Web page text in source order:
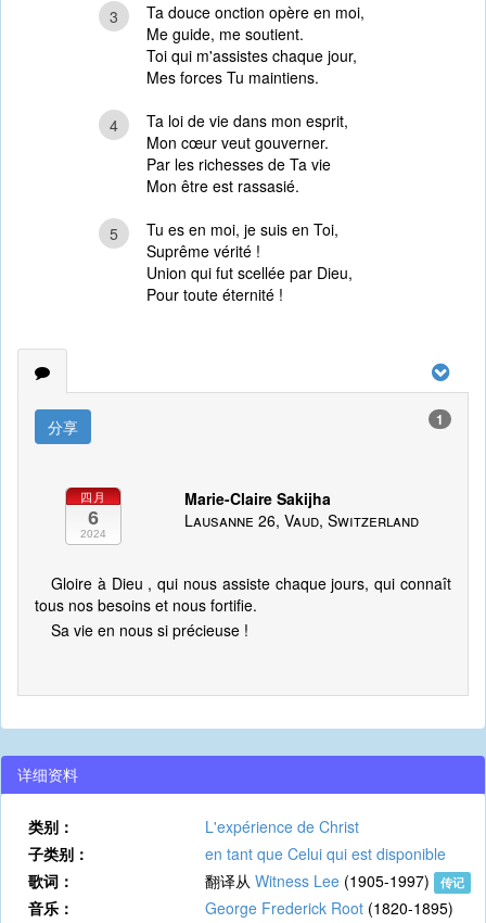
3
Ta douce onction opère en moi,
Me guide, me soutient.
Toi qui m'assistes chaque jour,
Mes forces Tu maintiens.
4
Ta loi de vie dans mon esprit,
Mon cœur veut gouverner.
Par les richesses de Ta vie
Mon être est rassasié.
5
Tu es en moi, je suis en Toi,
Suprême vérité !
Union qui fut scellée par Dieu,
Pour toute éternité !
分享 1
四月
6
2024
Marie-Claire Sakijha
Lausanne 26, Vaud, Switzerland
Gloire à Dieu , qui nous assiste chaque jours, qui connaît
tous nos besoins et nous fortifie.
Sa vie en nous si précieuse !
详细资料
类别：
L'expérience de Christ
子类别：
en tant que Celui qui est disponible
歌词：
翻译从 Witness Lee (1905-1997) 传记
音乐： George Frederick Root (1820-1895)